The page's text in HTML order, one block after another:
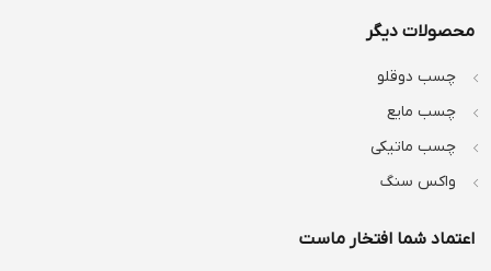
محصولات دیگر
چسب دوقلو
چسب مایع
چسب ماتیکی
واکس سنگ
اعتماد شما افتخار ماست